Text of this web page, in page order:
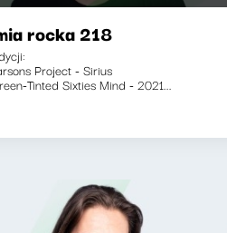
rocka 218
Project - Sirius
Tinted Sixties Mind - 2021...